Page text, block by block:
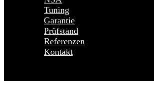
Tuning
Garantie
Prüfstand
Referenzen
Kontakt